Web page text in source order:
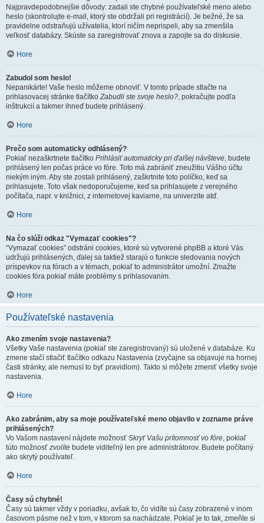
Najpravdepodobnejšie dôvody: zadali ste chybné používateľské meno alebo
heslo (skontrolujte e-mail, ktorý ste obdržali pri registrácií). Je bežné, že sa
pravidelne odstraňujú užívatelia, ktorí ničím neprispeli, aby sa zmenšila
veľkosť databázy. Skúste sa zaregistrovať znova a zapojte sa do diskusie.
Hore
Zabudol som heslo!
Nepanikárte! Vaše heslo môžeme obnoviť. V tomto prípade stlačte na
prihlasovacej stránke tlačítkoZabudli ste svoje heslo?, pokračujte podľa
inštrukcií a takmer ihneď budete prihlásený.
Hore
Prečo som automaticky odhlásený?
Pokiaľ nezaškrtnete tlačítko Prihlásiť automaticky pri ďalšej návšteve, budete
prihlásený len počas práce vo fóre. Toto má zabrániť zneužitiu Vášho účtu
niekým iným. Aby ste zostali prihlásený, zaškrtnite toto políčko, keď sa
prihlasujete. Toto však nedoporučujeme, keď sa prihlasujete z verejného
počítača, napr. v knižnici, z internetovej kaviarne, na univerzite atď.
Hore
Na čo slúži odkaz "Vymazať cookies"?
“Vymazať cookies” odstráni cookies, ktoré sú vytvorené phpBB a ktoré Vás
udržujú prihlásených, ďalej sa taktiež starajú o funkcie sledovania nových
príspevkov na fórach a v témach, pokiaľ to administrátor umožní. Zmažte
cookies fóra pokiaľ máte problémy s prihlasovaním.
Hore
Používateľské nastavenia
Ako zmením svoje nastavenia?
Všetky Vaše nastavenia (pokiaľ ste zaregistrovaný) sú uložené v databáze. Ku
zmene stačí stlačiť tlačítko odkazu Nastavenia (zvyčajne sa objavuje na hornej
časti stránky, ale nemusí to byť pravidlom). Takto si môžete zmeniť všetky svoje
nastavenia.
Hore
Ako zabránim, aby sa moje používateľské meno objavilo v zozname práve
prihlásených?
Vo Vašom nastavení nájdete možnosť Skryť Vašu prítomnosť vo fóre, pokiaľ
túto možnosť zvolíte budete viditeľný len pre administrátorov. Budete počítaný
ako skrytý používateľ.
Hore
Časy sú chybné!
Časy sú takmer vždy v poriadku, avšak to, čo vidíte sú časy zobrazené v inom
časovom pásme než v tom, v ktorom sa nachádzate. Pokiaľ je to tak, zmeňte si